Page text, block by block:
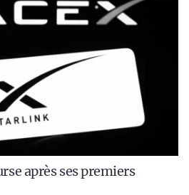
après ses premiers